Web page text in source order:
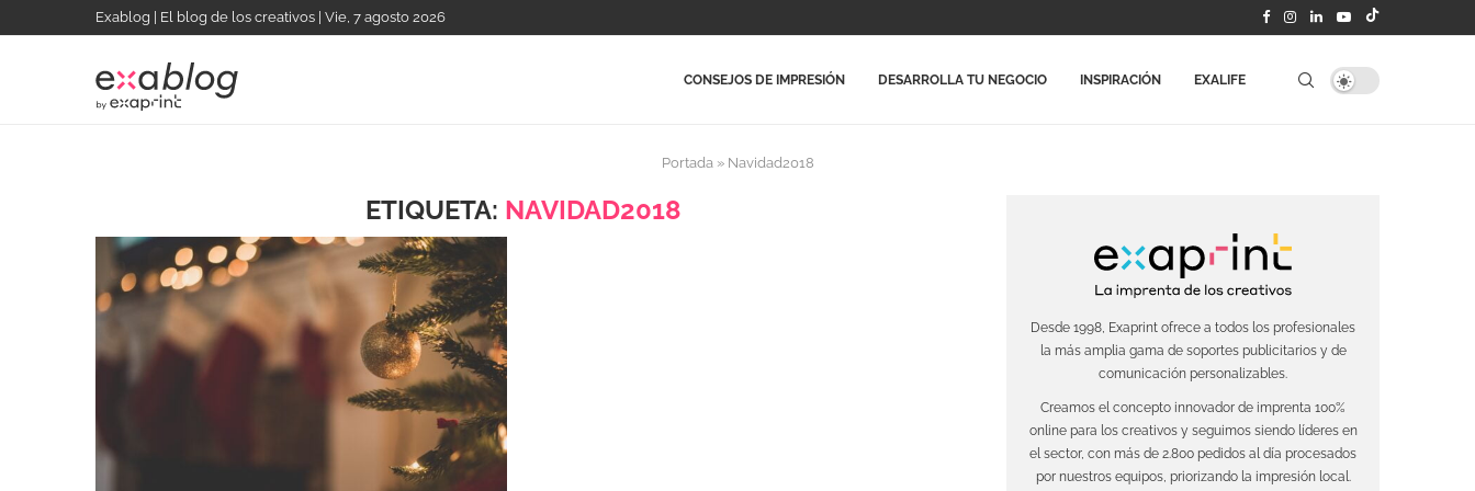
Exablog | El blog de los creativos | Vie, 7 agosto 2026
CONSEJOS DE IMPRESIÓN DESARROLLA TU NEGOCIO INSPIRACIÓN EXALIFE
Portada» Navidad2018
ETIQUETA: NAVIDAD2018
Desde 1998, Exaprint ofrece a todos los profesionales
la más amplia gama de soportes publicitarios y de
comunicación personalizables.
Creamos el concepto innovador de imprenta 100%
online para los creativos y seguimos siendo líderes en
el sector, con más de 2.800 pedidos al día procesados
por nuestros equipos, priorizando la impresión local.